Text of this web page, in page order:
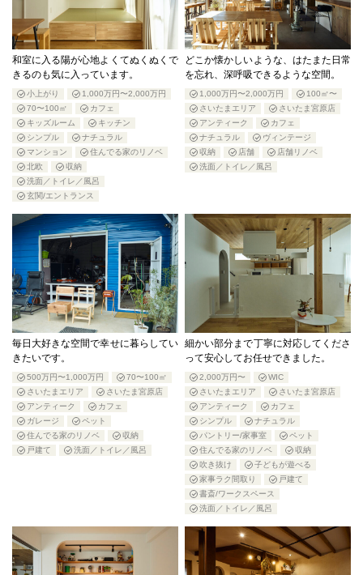
和室に入る陽が心地よくてぬくぬくで
きるのも気に入っています。
小上がり
1,000万円〜2,000万円
70〜100㎡
カフェ
キッズルーム
キッチン
シンプル
ナチュラル
マンション
住んでる家のリノベ
北欧
収納
洗面／トイレ／風呂
玄関/エントランス
どこか懐かしいような、はたまた日常
を忘れ、深呼吸できるような空間。
1,000万円〜2,000万円
100㎡〜
さいたまエリア
さいたま宮原店
アンティーク
カフェ
ナチュラル
ヴィンテージ
収納
店舗
店舗リノベ
洗面／トイレ／風呂
毎日大好きな空間で幸せに暮らしてい
きたいです。
500万円〜1,000万円
70〜100㎡
さいたまエリア
さいたま宮原店
アンティーク
カフェ
ガレージ
ペット
住んでる家のリノベ
収納
戸建て
洗面／トイレ／風呂
細かい部分まで丁寧に対応してくださ
って安心してお任せできました。
2,000万円〜
WIC
さいたまエリア
さいたま宮原店
アンティーク
カフェ
シンプル
ナチュラル
パントリー/家事室
ペット
住んでる家のリノベ
収納
吹き抜け
子どもが遊べる
家事ラク間取り
戸建て
書斎/ワークスペース
洗面／トイレ／風呂